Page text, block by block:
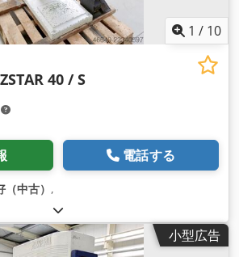
1 / 10
40 / S
電話する
（中古） ,
小型広告